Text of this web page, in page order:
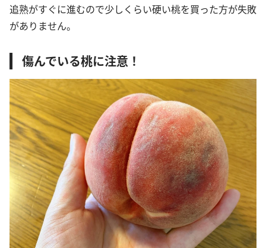
追熟がすぐに進むので少しくらい硬い桃を買った方が失敗
がありません。
傷んでいる桃に注意！